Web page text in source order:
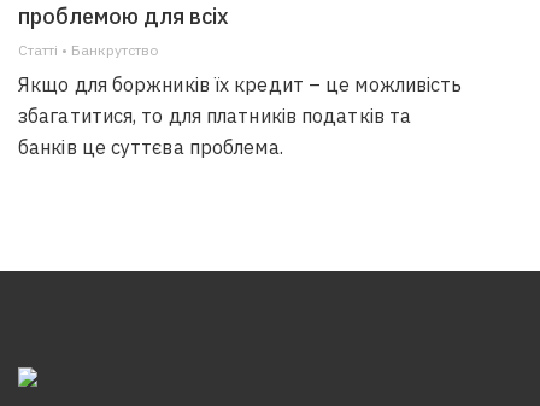
проблемою для всіх
Статті • Банкрутство
Якщо для боржників їх кредит – це можливість
збагатитися, то для платників податків та
банків це суттєва проблема.